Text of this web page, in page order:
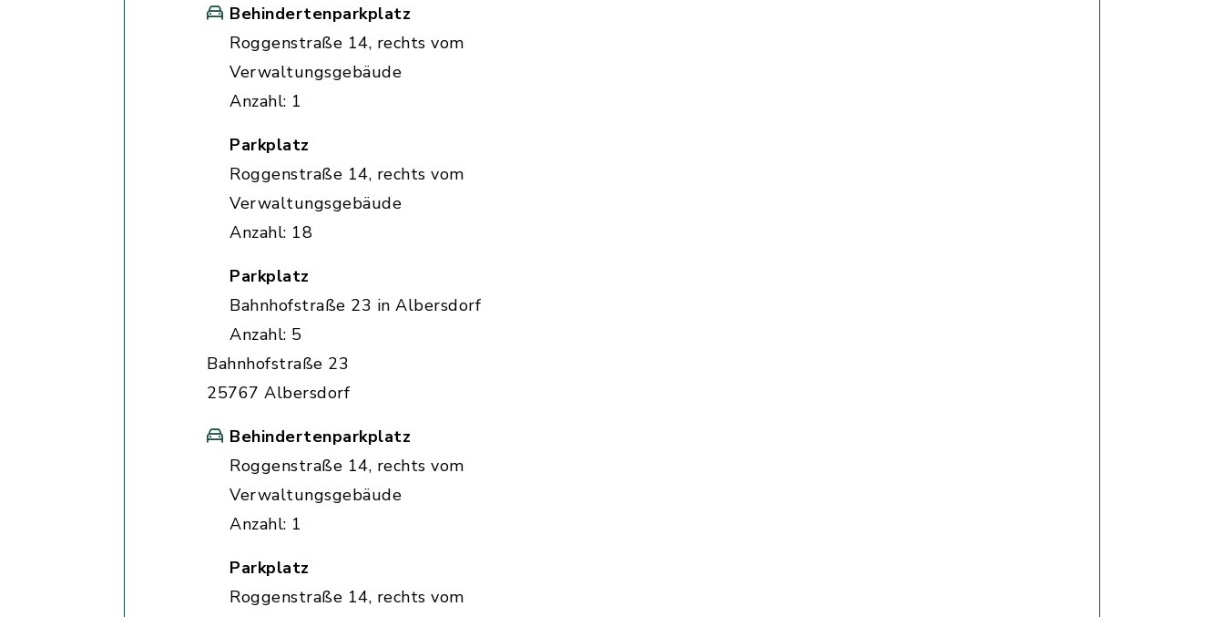
Behindertenparkplatz
Roggenstraße 14, rechts vom
Verwaltungsgebäude
Anzahl: 1
Parkplatz
Roggenstraße 14, rechts vom
Verwaltungsgebäude
Anzahl: 18
Parkplatz
Bahnhofstraße 23 in Albersdorf
Anzahl: 5
Bahnhofstraße 23
25767 Albersdorf
Behindertenparkplatz
Roggenstraße 14, rechts vom
Verwaltungsgebäude
Anzahl: 1
Parkplatz
Roggenstraße 14, rechts vom